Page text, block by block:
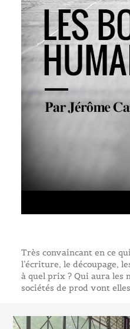
Très convaincant en ce
l’écriture, le découpage,
à quel prix ? Qui aura les
sociétés de prod vont